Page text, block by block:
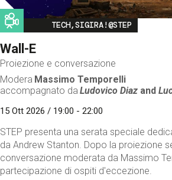
Image
TECH,SIGIRA!@STEP
Wall-E
Proiezione e conversazione
Modera Massimo Temporelli
accompagnato da Ludovico Diaz and
15 Ott 2026 / 19:00 - 22:00
STEP presenta una serata speciale
da Andrew Stanton. Dopo la proiezione
conversazione moderata da Massimo
partecipazione di ospiti d'eccezione.